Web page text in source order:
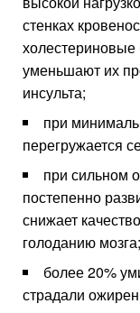
стенках
уменьшают их
инсульта;
при
перегружается
при сильном
постепенно
снижает
голоданию мозга;
более 20%
страдали